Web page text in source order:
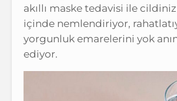
akıllı maske tedavisi ile
içinde nemlendiriyor,
yorgunluk emarelerini yok
ediyor.